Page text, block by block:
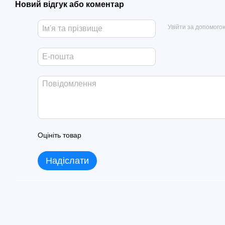
Новий відгук або коментар
Увійти за
Оцініть товар
Надіслати